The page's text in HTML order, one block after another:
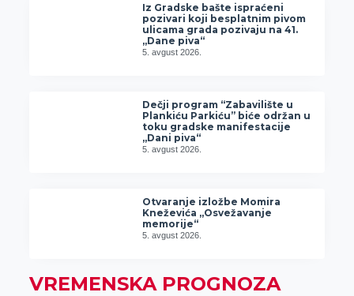
Iz Gradske bašte ispraćeni
pozivari koji besplatnim pivom
ulicama grada pozivaju na 41.
„Dane piva“
5. avgust 2026.
Dečji program “Zabavilište u
Plankiću Parkiću” biće održan u
toku gradske manifestacije
„Dani piva“
5. avgust 2026.
Otvaranje izložbe Momira
Kneževića „Osvežavanje
memorije“
5. avgust 2026.
VREMENSKA PROGNOZA